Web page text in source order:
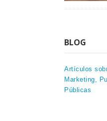
BLOG
Artículos
Marketing,
Públicas